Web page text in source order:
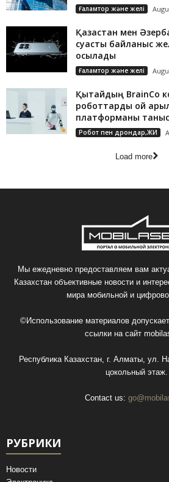
Ғаламтор және желі
Қазақстан мен
суасты байланыс
қосылады
Ғаламтор және желі
Қытайдың BrainCo
роботтарды ой
платформаны
Робот пен дрондар,ЖИ
Load more
Мы ежедневно предоставляем вам
Казахстан объективные новости и
мира мобильной и
©Использование материалов
ссылки на сайт
Республика Казахстан, г. Алматы, ул.
цокольный этаж.
Contact us:
РУБРИКИ
Новости